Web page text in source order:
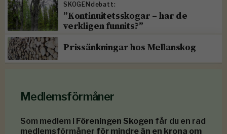
SKOGENdebatt:
”Kontinuitetsskogar – har de
verkligen funnits?”
Prissänkningar hos Mellanskog
Medlemsförmåner
Som medlem i Föreningen Skogen får du en rad
medlemsförmåner för mindre än en krona om